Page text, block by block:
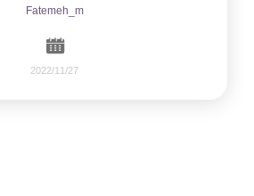
Fatemeh_m
2022/11/27